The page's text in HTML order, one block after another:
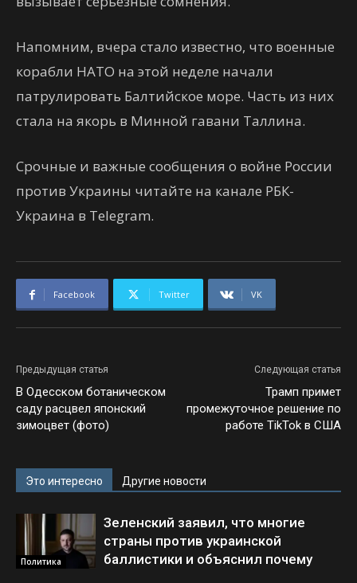
Напомним, вчера стало известно, что военные
корабли НАТО на этой неделе начали
патрулировать Балтийское море. Часть из них
стала на якорь в Минной гавани Таллина.
Срочные и важные сообщения о войне России
против Украины читайте на канале РБК-
Украина в Telegram.
Facebook Twitter VK
Предыдущая статья
В Одесском ботаническом
саду расцвел японский
зимоцвет (фото)
Следующая статья
Трамп примет
промежуточное решение по
работе TikTok в США
Это интересно Другие новости
Политика
Зеленский заявил, что многие
страны против украинской
баллистики и объяснил почему